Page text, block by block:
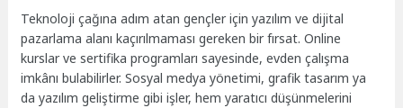
Teknoloji çağına adım atan gençler için yazılım ve dijital
pazarlama alanı kaçırılmaması gereken bir fırsat. Online
kurslar ve sertifika programları sayesinde, evden çalışma
imkânı bulabilirler. Sosyal medya yönetimi, grafik tasarım ya
da yazılım geliştirme gibi işler, hem yaratıcı düşünmelerini